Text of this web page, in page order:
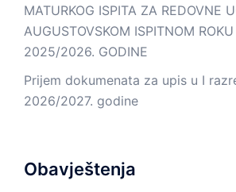
MATURKOG ISPITA ZA REDOVNE
AUGUSTOVSKOM ISPITNOM ROKU
2025/2026. GODINE
Prijem dokumenata za upis u I
2026/2027. godine
Obavještenja